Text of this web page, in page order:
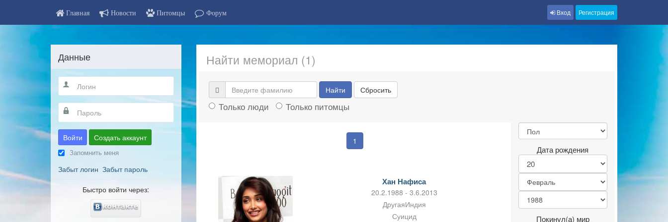
Главная Новости Питомцы Форум Вход Регистрация
Найти мемориал (1)
Найти Сбросить
Только люди Только питомцы
1
Хан Нафиса
20.2.1988 - 3.6.2013
ДругаяИндия
Суицид
Дата рождения
Покинул(а) мир
Данные
Войти Создать аккаунт
Запомнить меня
Забыт логин Забыт пароль
Быстро войти через: